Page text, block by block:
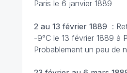
Paris le 6 janvier 1889
2 au 13 février 1889 :
-9°C le 13 février 1889 à
Probablement un peu de